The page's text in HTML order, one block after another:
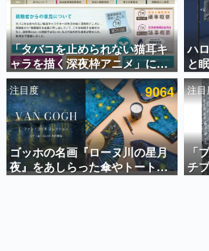
ゲームの企画書
名作ゲームクリエイターの
聞きし、ヒットする企画（
きます。
赫本
この物語を解いてはいけな
の形をした短編ホラー小説
新世代に訊く
これからのデジタルゲーム
の姿を追い、彼らのルーツ
「タバコを止められない猫耳キ
ャラを描く深夜枠アニメ」に視
聴者の一部から批判意見。違法
薬物の使用と思しき描写も含め
て、BPOが議論を交わす
ハ
と
『
ご
ム
注目度 9064
ゴッホの名画『ローヌ川の星月
夜』をあしらった傘やトートバ
ッグなどが登場。8月7日21時よ
注目
「
チ
り